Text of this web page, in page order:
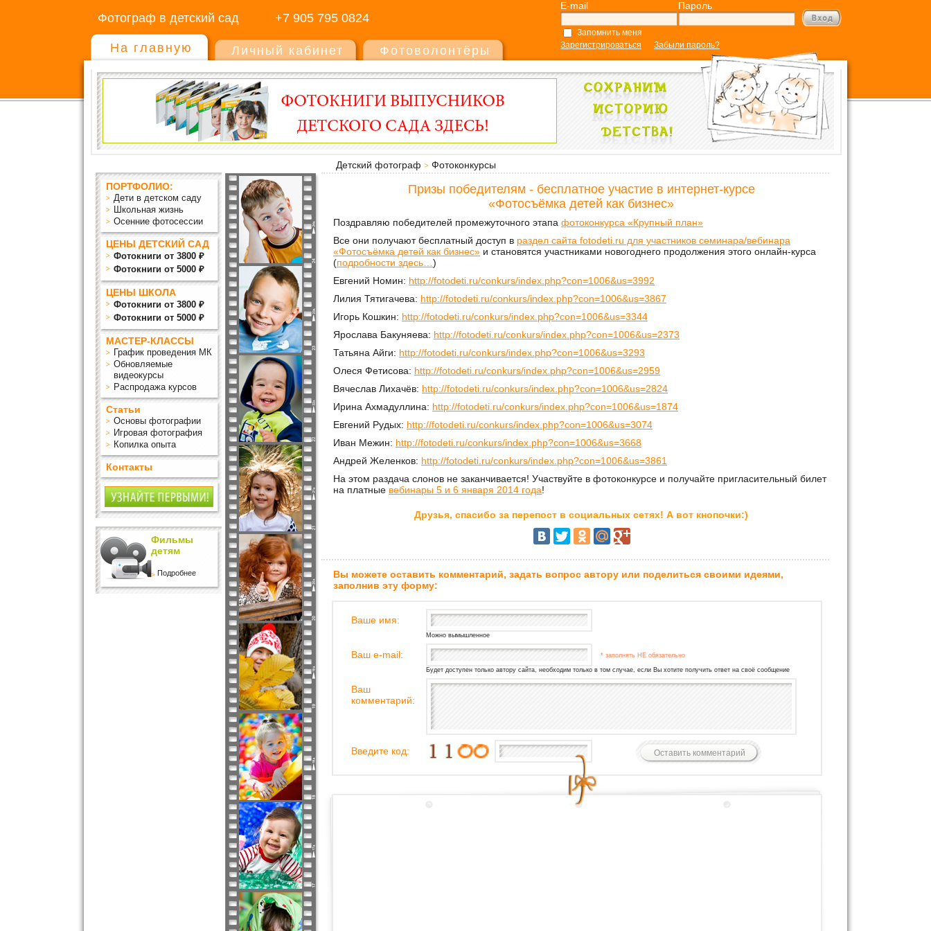
Фотограф в детский сад +7 905 795 0824
E-mail Пароль
Запомнить меня
Зарегистрироваться
Забыли пароль?
На главную Личный кабинет Фотоволонтёры
Детский фотограф
Фотоконкурсы
ПОРТФОЛИО:
Дети в детском саду
Школьная жизнь
Осенние фотосессии
ЦЕНЫ ДЕТСКИЙ САД
Фотокниги от 3800 ₽
Фотокниги от 5000 ₽
ЦЕНЫ ШКОЛА
Фотокниги от 3800 ₽
Фотокниги от 5000 ₽
МАСТЕР-КЛАССЫ
График проведения МК
Обновляемые
видеокурсы
Распродажа курсов
Статьи
Основы фотографии
Игровая фотография
Копилка опыта
Контакты
Фильмы
детям
Подробнее
Призы победителям - бесплатное участие в интернет-курсе
«Фотосъёмка детей как бизнес»
Поздравляю победителей промежуточного этапа фотоконкурса «Крупный план»
Все они получают бесплатный доступ в раздел сайта fotodeti.ru для участников семинара/вебинара
«Фотосъёмка детей как бизнес» и становятся участниками новогоднего продолжения этого онлайн-курса
(подробности здесь… )
Евгений Номин: http://fotodeti.ru/conkurs/index.php?con=1006&us=3992
Лилия Тятигачева: http://fotodeti.ru/conkurs/index.php?con=1006&us=3867
Игорь Кошкин: http://fotodeti.ru/conkurs/index.php?con=1006&us=3344
Ярослава Бакуняева: http://fotodeti.ru/conkurs/index.php?con=1006&us=2373
Татьяна Айги: http://fotodeti.ru/conkurs/index.php?con=1006&us=3293
Олеся Фетисова: http://fotodeti.ru/conkurs/index.php?con=1006&us=2959
Вячеслав Лихачёв: http://fotodeti.ru/conkurs/index.php?con=1006&us=2824
Ирина Ахмадуллина: http://fotodeti.ru/conkurs/index.php?con=1006&us=1874
Евгений Рудых: http://fotodeti.ru/conkurs/index.php?con=1006&us=3074
Иван Межин: http://fotodeti.ru/conkurs/index.php?con=1006&us=3668
Андрей Желенков: http://fotodeti.ru/conkurs/index.php?con=1006&us=3861
На этом раздача слонов не заканчивается! Участвуйте в фотоконкурсе и получайте пригласительный билет
на платные вебинары 5 и 6 января 2014 года!
Друзья, спасибо за перепост в социальных сетях! А вот кнопочки:)
Вы можете оставить комментарий, задать вопрос автору или поделиться своими идеями,
заполнив эту форму:
Ваше имя:
Можно вымышленное
Ваш e-mail: * заполнять НЕ обязательно
Будет доступен только автору сайта, необходим только в том случае, если Вы хотите получить ответ на своё сообщение
Ваш
комментарий:
Введите код: